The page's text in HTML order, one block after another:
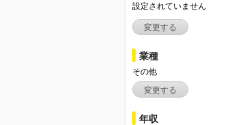
設定されていません
変更する
業種
その他
変更する
年収